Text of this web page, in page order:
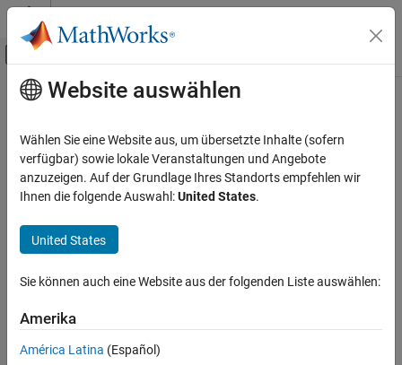
Weiter zum Inhalt
Umschaltung für Off-Canvas-
Startseite der Dokumentation
Arduino Hardware
Custom Sensor and Device Driver Blocks
Prerequisites for Developing Device Driver
System Requirements
See Also
Hauptinhalt
Prerequisites for Developing Device
Driver Blocks
System Requirements
you need the following MathWorks
Simulink Support Package for Arduino Hardware
Website auswählen
Wählen Sie eine Website aus, um übersetzte Inhalte (sofern
verfügbar) sowie lokale Veranstaltungen und Angebote
anzuzeigen. Auf der Grundlage Ihres Standorts empfehlen wir
Ihnen die folgende Auswahl:United States.
United States
Sie können auch eine Website aus der folgenden Liste auswählen:
Amerika
América Latina (Español)